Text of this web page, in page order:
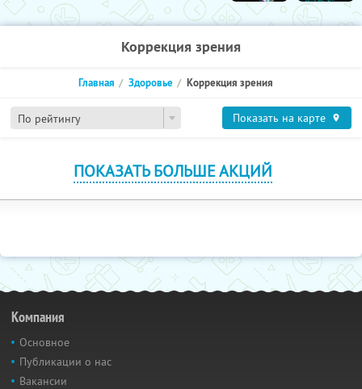
Коррекция зрения
По рейтингу
Главная Здоровье Коррекция зрения
Показать на карте
ПОКАЗАТЬ БОЛЬШЕ АКЦИЙ
Компания
Основное
Публикации о нас
Вакансии